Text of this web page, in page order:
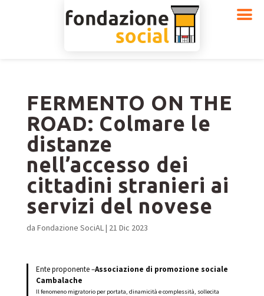
FERMENTO ON THE
ROAD: Colmare le
distanze
nell’accesso dei
cittadini stranieri ai
servizi del novese
da Fondazione SociAL| 21 Dic 2023
Ente proponente –Associazione di promozione sociale
Cambalache
Il fenomeno migratorio per portata, dinamicità e complessità, sollecita